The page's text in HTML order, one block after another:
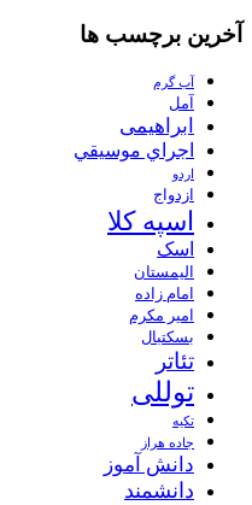
آخرین برچسب ها
آب گرم
آمل
ابراهیمی
اجراي موسيقي
اردو
ازدواج
اسپه کلا
اسک
الیمستان
امام زاده
امیر مکرم
بسکتبال
تئاتر
توللی
تکیه
جاده هراز
دانش آموز
دانشمند